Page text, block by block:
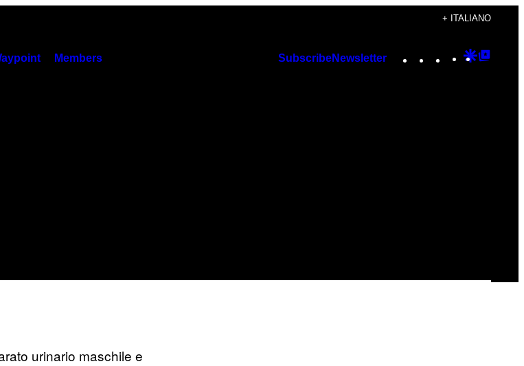
+ ITALIANO
Members SubscribeNewsletter Instagram
TikTok
YouTube
Google
urinario maschile e